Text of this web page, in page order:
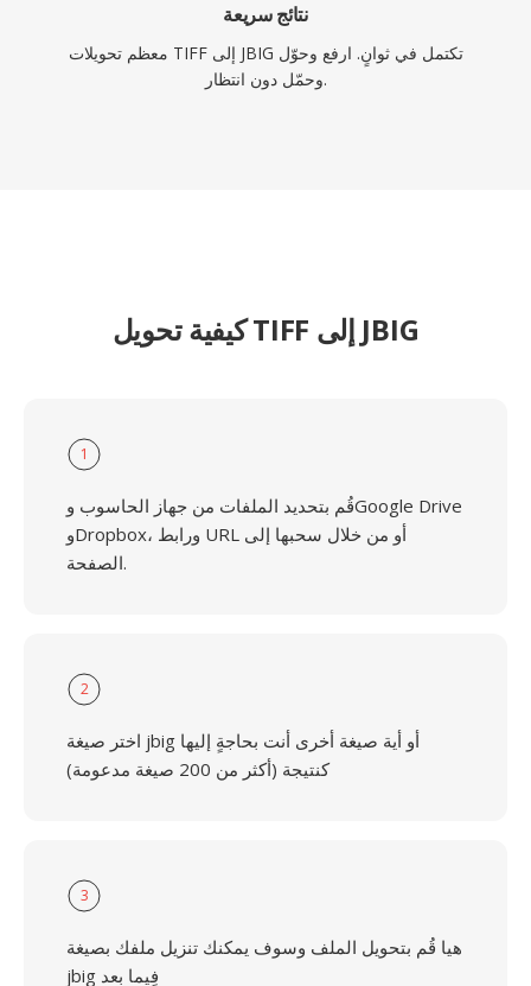
نتائج سريعة
معظم تحويلات TIFF إلى JBIG تكتمل في ثوانٍ. ارفع وحوّل
وحمّل دون انتظار.
كيفية تحويل TIFF إلى JBIG
1
قُم بتحديد الملفات من جهاز الحاسوب وGoogle Drive
وDropbox، ورابط URL أو من خلال سحبها إلى
الصفحة.
2
اختر صيغة jbig أو أية صيغة أخرى أنت بحاجةٍ إليها
كنتيجة (أكثر من 200 صيغة مدعومة)
3
هيا قُم بتحويل الملف وسوف يمكنك تنزيل ملفك بصيغة
jbig فِيما بعد